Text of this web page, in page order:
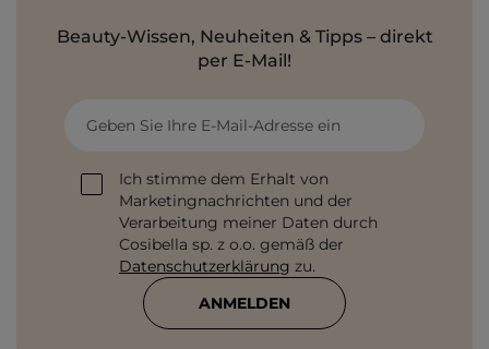
Beauty-Wissen, Neuheiten & Tipps – direkt
per E-Mail!
Geben Sie Ihre E-Mail-Adresse ein
Ich stimme dem Erhalt von
Marketingnachrichten und der
Verarbeitung meiner Daten durch
Cosibella sp. z o.o. gemäß der
Datenschutzerklärung zu.
ANMELDEN